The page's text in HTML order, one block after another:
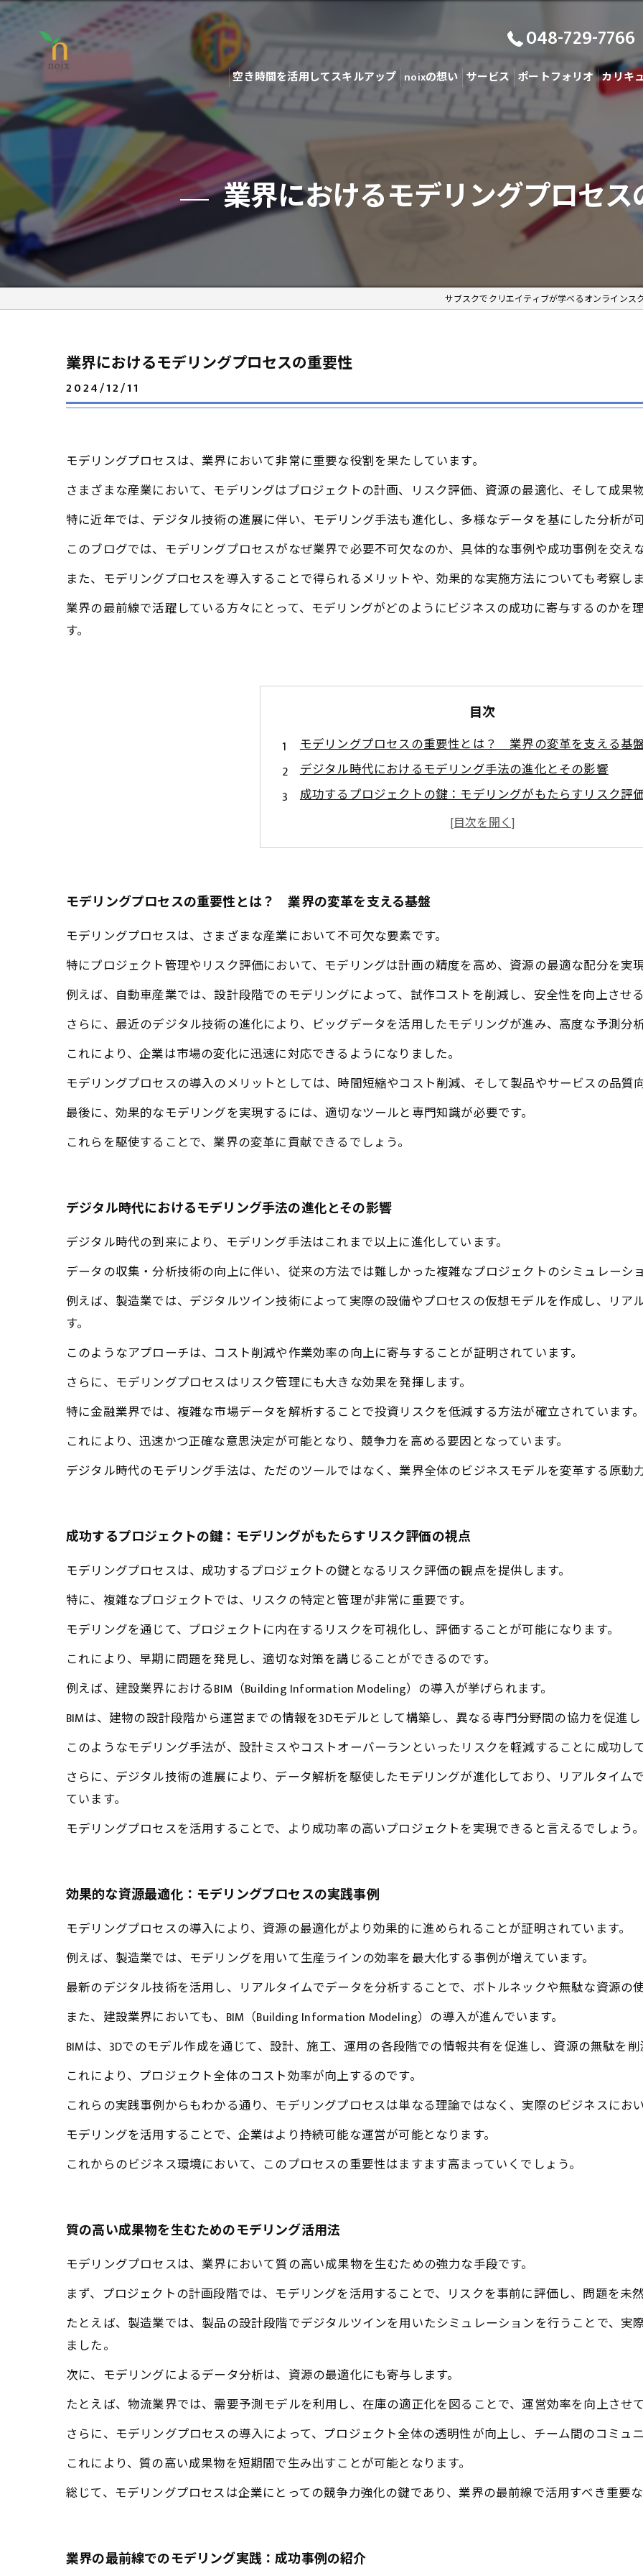
048-729-7766
空き時間を活用してスキルアップ noixの想い サービス ポートフォリオ カリキ
業界におけるモデリングプロセ
サブスクでクリエイティブが学べるオンラインス
業界におけるモデリングプロセスの重要性
2024/12/11
モデリングプロセスは、業界において非常に重要な役割を果たしています。
さまざまな産業において、モデリングはプロジェクトの計画、リスク評価、資源の最適化、そして成果
特に近年では、デジタル技術の進展に伴い、モデリング手法も進化し、多様なデータを基にした分析が
このブログでは、モデリングプロセスがなぜ業界で必要不可欠なのか、具体的な事例や成功事例を交え
また、モデリングプロセスを導入することで得られるメリットや、効果的な実施方法についても考察しま
業界の最前線で活躍している方々にとって、モデリングがどのようにビジネスの成功に寄与するのかを
す。
目次
モデリングプロセスの重要性とは？ 業界の変革を支える基
デジタル時代におけるモデリング手法の進化とその影響
成功するプロジェクトの鍵：モデリングがもたらすリスク評
効果的な資源最適化：モデリングプロセスの実践事例
質の高い成果物を生むためのモデリング活用法
モデリングプロセスの導入がビジネスに与える影響と未来展望
モデリングプロセスの重要性とは？ 業界の変革を支える基盤
モデリングプロセスは、さまざまな産業において不可欠な要素です。
特にプロジェクト管理やリスク評価において、モデリングは計画の精度を高め、資源の最適な配分を実現
例えば、自動車産業では、設計段階でのモデリングによって、試作コストを削減し、安全性を向上させ
さらに、最近のデジタル技術の進化により、ビッグデータを活用したモデリングが進み、高度な予測分
これにより、企業は市場の変化に迅速に対応できるようになりました。
モデリングプロセスの導入のメリットとしては、時間短縮やコスト削減、そして製品やサービスの品質
最後に、効果的なモデリングを実現するには、適切なツールと専門知識が必要です。
これらを駆使することで、業界の変革に貢献できるでしょう。
デジタル時代におけるモデリング手法の進化とその影響
デジタル時代の到来により、モデリング手法はこれまで以上に進化しています。
データの収集・分析技術の向上に伴い、従来の方法では難しかった複雑なプロジェクトのシミュレーシ
例えば、製造業では、デジタルツイン技術によって実際の設備やプロセスの仮想モデルを作成し、リア
す。
このようなアプローチは、コスト削減や作業効率の向上に寄与することが証明されています。
さらに、モデリングプロセスはリスク管理にも大きな効果を発揮します。
特に金融業界では、複雑な市場データを解析することで投資リスクを低減する方法が確立されています。
これにより、迅速かつ正確な意思決定が可能となり、競争力を高める要因となっています。
デジタル時代のモデリング手法は、ただのツールではなく、業界全体のビジネスモデルを変革する原動力
成功するプロジェクトの鍵：モデリングがもたらすリスク評価の視点
モデリングプロセスは、成功するプロジェクトの鍵となるリスク評価の観点を提供します。
特に、複雑なプロジェクトでは、リスクの特定と管理が非常に重要です。
モデリングを通じて、プロジェクトに内在するリスクを可視化し、評価することが可能になります。
これにより、早期に問題を発見し、適切な対策を講じることができるのです。
例えば、建設業界におけるBIM（Building Information Modeling）の導入が挙げられます。
BIMは、建物の設計段階から運営までの情報を3Dモデルとして構築し、異なる専門分野間の協力を促進し
このようなモデリング手法が、設計ミスやコストオーバーランといったリスクを軽減することに成功して
さらに、デジタル技術の進展により、データ解析を駆使したモデリングが進化しており、リアルタイム
ています。
モデリングプロセスを活用することで、より成功率の高いプロジェクトを実現できると言えるでしょう。
効果的な資源最適化：モデリングプロセスの実践事例
モデリングプロセスの導入により、資源の最適化がより効果的に進められることが証明されています。
例えば、製造業では、モデリングを用いて生産ラインの効率を最大化する事例が増えています。
最新のデジタル技術を活用し、リアルタイムでデータを分析することで、ボトルネックや無駄な資源の
また、建設業界においても、BIM（Building Information Modeling）の導入が進んでいます。
BIMは、3Dでのモデル作成を通じて、設計、施工、運用の各段階での情報共有を促進し、資源の無駄を削
これにより、プロジェクト全体のコスト効率が向上するのです。
これらの実践事例からもわかる通り、モデリングプロセスは単なる理論ではなく、実際のビジネスにお
モデリングを活用することで、企業はより持続可能な運営が可能となります。
これからのビジネス環境において、このプロセスの重要性はますます高まっていくでしょう。
質の高い成果物を生むためのモデリング活用法
モデリングプロセスは、業界において質の高い成果物を生むための強力な手段です。
まず、プロジェクトの計画段階では、モデリングを活用することで、リスクを事前に評価し、問題を未
たとえば、製造業では、製品の設計段階でデジタルツインを用いたシミュレーションを行うことで、実
ました。
次に、モデリングによるデータ分析は、資源の最適化にも寄与します。
たとえば、物流業界では、需要予測モデルを利用し、在庫の適正化を図ることで、運営効率を向上させて
さらに、モデリングプロセスの導入によって、プロジェクト全体の透明性が向上し、チーム間のコミュ
これにより、質の高い成果物を短期間で生み出すことが可能となります。
総じて、モデリングプロセスは企業にとっての競争力強化の鍵であり、業界の最前線で活用すべき重要な
業界の最前線でのモデリング実践：成功事例の紹介